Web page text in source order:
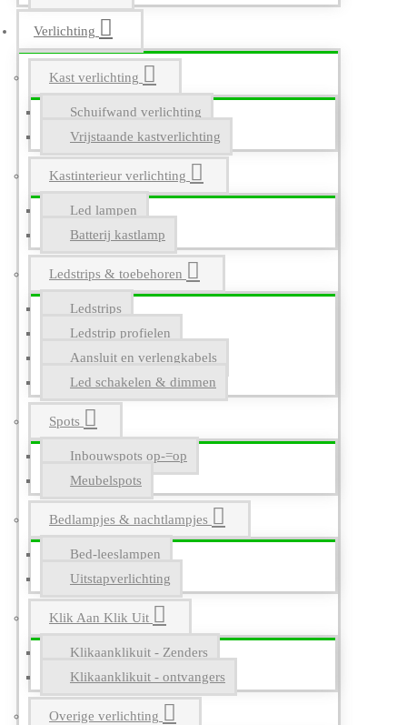
Verlichting
Kast verlichting
Schuifwand verlichting
Vrijstaande kastverlichting
Kastinterieur verlichting
Led lampen
Batterij kastlamp
Ledstrips & toebehoren
Ledstrips
Ledstrip profielen
Aansluit en verlengkabels
Led schakelen & dimmen
Spots
Inbouwspots op-=op
Meubelspots
Bedlampjes & nachtlampjes
Bed-leeslampen
Uitstapverlichting
Klik Aan Klik Uit
Klikaanklikuit - Zenders
Klikaanklikuit - ontvangers
Overige verlichting